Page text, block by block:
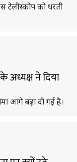
टेलीस्कोप को धरती
अध्यक्ष ने दिया
आगे बढ़ा दी गई है।